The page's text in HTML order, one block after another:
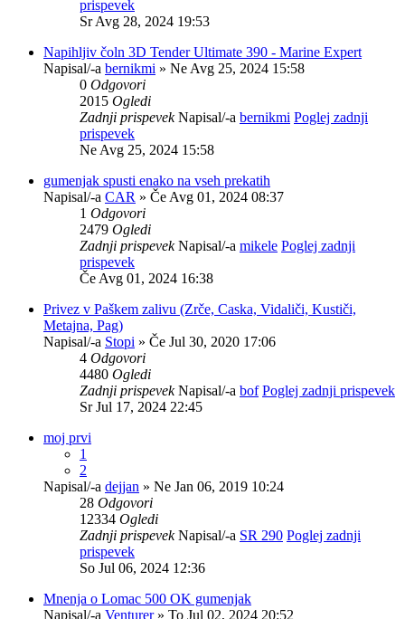
prispevek
Sr Avg 28, 2024 19:53
Napihljiv čoln 3D Tender Ultimate 390 - Marine Expert
Napisal/-a bernikmi » Ne Avg 25, 2024 15:58
0 Odgovori
2015 Ogledi
Zadnji prispevekNapisal/-a bernikmi Poglej zadnji
prispevek
Ne Avg 25, 2024 15:58
gumenjak spusti enako na vseh prekatih
Napisal/-a CAR » Če Avg 01, 2024 08:37
1 Odgovori
2479 Ogledi
Zadnji prispevekNapisal/-a mikele Poglej zadnji
prispevek
Če Avg 01, 2024 16:38
Privez v Paškem zalivu (Zrče, Caska, Vidaliči, Kustiči,
Metajna, Pag)
Napisal/-a Stopi » Če Jul 30, 2020 17:06
4 Odgovori
4480 Ogledi
Zadnji prispevekNapisal/-a bof Poglej zadnji prispevek
Sr Jul 17, 2024 22:45
moj prvi
1
2
Napisal/-a dejjan » Ne Jan 06, 2019 10:24
28 Odgovori
12334 Ogledi
Zadnji prispevekNapisal/-a SR 290 Poglej zadnji
prispevek
So Jul 06, 2024 12:36
Mnenja o Lomac 500 OK gumenjak
Napisal/-a Venturer» To Jul 02, 2024 20:52